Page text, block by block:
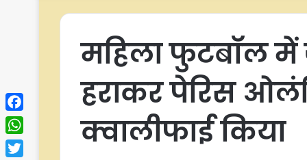
महिला फुटबॉल में
हराकर पेरिस
क्वालीफाई किया
Facebook
WhatsApp